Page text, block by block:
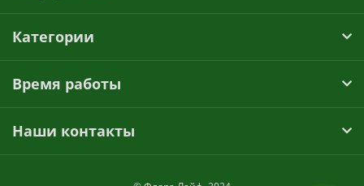
Категории
Время работы
Наши контакты